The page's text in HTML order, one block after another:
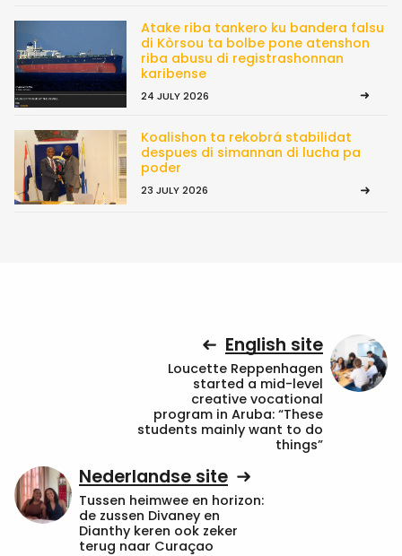
Atake riba tankero ku bandera falsu
di Kòrsou ta bolbe pone atenshon
riba abusu di registrashonnan
karibense
24 JULY 2026
Koalishon ta rekobrá stabilidat
despues di simannan di lucha pa
poder
23 JULY 2026
English site
Loucette Reppenhagen
started a mid-level
creative vocational
program in Aruba: “These
students mainly want to do
things”
Nederlandse site
Tussen heimwee en horizon:
de zussen Divaney en
Dianthy keren ook zeker
terug naar Curaçao